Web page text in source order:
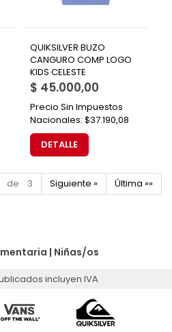
QUIKSILVER BUZO
CANGURO COMP LOGO
KIDS CELESTE
$ 45.000,00
Precio Sin Impuestos
Nacionales: $37.190,08
DETALLE
de 3 Siguiente » Última »»
| Niñas/os
incluyen IVA